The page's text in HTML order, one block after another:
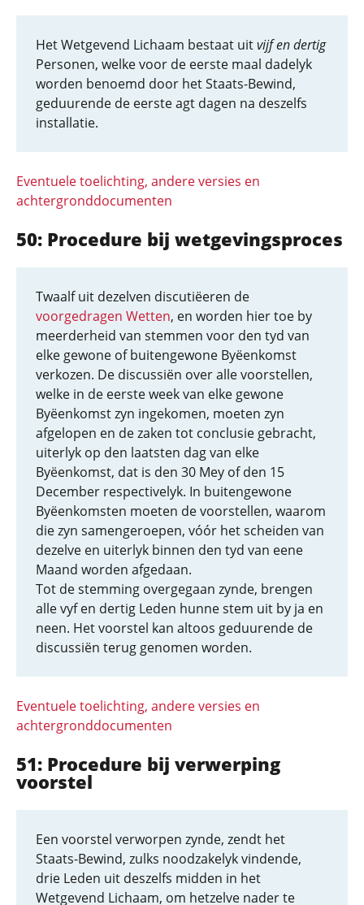
Het Wetgevend Lichaam bestaat uitvijf en dertig
Personen, welke voor de eerste maal dadelyk
worden benoemd door het Staats-Bewind,
geduurende de eerste agt dagen na deszelfs
installatie.
Eventuele toelichting, andere versies en
achtergronddocumenten
50: Procedure bij wetgevingsproces
Twaalf uit dezelven discutiëeren de
voorgedragen Wetten, en worden hier toe by
meerderheid van stemmen voor den tyd van
elke gewone of buitengewone Byëenkomst
verkozen. De discussiën over alle voorstellen,
welke in de eerste week van elke gewone
Byëenkomst zyn ingekomen, moeten zyn
afgelopen en de zaken tot conclusie gebracht,
uiterlyk op den laatsten dag van elke
Byëenkomst, dat is den 30 Mey of den 15
December respectivelyk. In buitengewone
Byëenkomsten moeten de voorstellen, waarom
die zyn samengeroepen, vóór het scheiden van
dezelve en uiterlyk binnen den tyd van eene
Maand worden afgedaan.
Tot de stemming overgegaan zynde, brengen
alle vyf en dertig Leden hunne stem uit by ja en
neen. Het voorstel kan altoos geduurende de
discussiën terug genomen worden.
Eventuele toelichting, andere versies en
achtergronddocumenten
51: Procedure bij verwerping
voorstel
Een voorstel verworpen zynde, zendt het
Staats-Bewind, zulks noodzakelyk vindende,
drie Leden uit deszelfs midden in het
Wetgevend Lichaam, om hetzelve nader te